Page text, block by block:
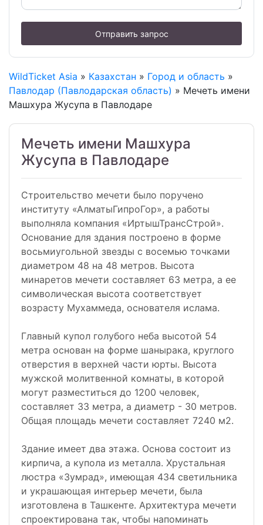
Отправить запрос
WildTicket Asia » Казахстан » Город и область »
Павлодар (Павлодарская область) » Мечеть имени
Машхура Жусупа в Павлодаре
Мечеть имени Машхура
Жусупа в Павлодаре
Строительство мечети было поручено
институту «АлматыГипроГор», а работы
выполняла компания «ИртышТрансСтрой».
Основание для здания построено в форме
восьмиугольной звезды с восемью точками
диаметром 48 на 48 метров. Высота
минаретов мечети составляет 63 метра, а ее
символическая высота соответствует
возрасту Мухаммеда, основателя ислама.
Главный купол голубого неба высотой 54
метра основан на форме шанырака, круглого
отверстия в верхней части юрты. Высота
мужской молитвенной комнаты, в которой
могут разместиться до 1200 человек,
составляет 33 метра, а диаметр - 30 метров.
Общая площадь мечети составляет 7240 м2.
Здание имеет два этажа. Основа состоит из
кирпича, а купола из металла. Хрустальная
люстра «Зумрад», имеющая 434 светильника
и украшающая интерьер мечети, была
изготовлена в Ташкенте. Архитектура мечети
спроектирована так, чтобы напоминать